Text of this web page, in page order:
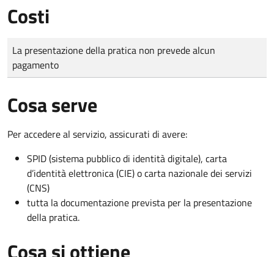
Costi
Tipo di pagamento
Importo
La presentazione della pratica non prevede alcun
pagamento
Cosa serve
Per accedere al servizio, assicurati di avere:
SPID (sistema pubblico di identità digitale), carta
d’identità elettronica (CIE) o carta nazionale dei servizi
(CNS)
tutta la documentazione prevista per la presentazione
della pratica.